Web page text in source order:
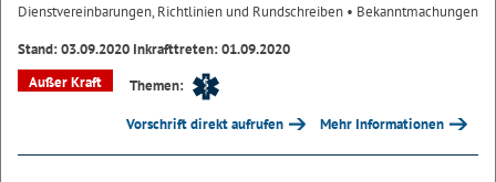
Dienstvereinbarungen, Richtlinien und Rundschreiben • Bekanntmachungen
Stand: 03.09.2020 Inkrafttreten: 01.09.2020
Außer Kraft
Themen:
Vorschrift direkt aufrufen Mehr Informationen